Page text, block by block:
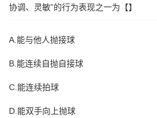
协调、灵敏”的行为表现之一为【】
A.能与他人抛接球
B.能连续自抛自接球
C.能连续拍球
D.能双手向上抛球